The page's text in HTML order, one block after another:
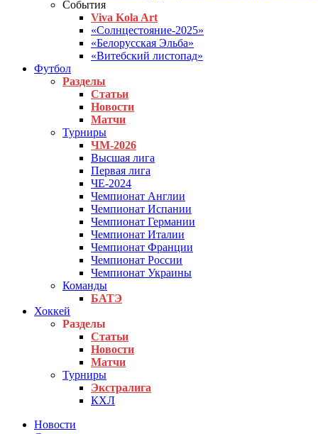
События
Viva Kola Art
«Солнцестояние-2025»
«Белорусская Эльба»
«Витебский листопад»
Футбол
Разделы
Статьи
Новости
Матчи
Турниры
ЧМ-2026
Высшая лига
Первая лига
ЧЕ-2024
Чемпионат Англии
Чемпионат Испании
Чемпионат Германии
Чемпионат Италии
Чемпионат Франции
Чемпионат России
Чемпионат Украины
Команды
БАТЭ
Хоккей
Разделы
Статьи
Новости
Матчи
Турниры
Экстралига
КХЛ
Новости